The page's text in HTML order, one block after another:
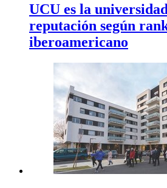
UCU es la
reputación según
iberoamericano